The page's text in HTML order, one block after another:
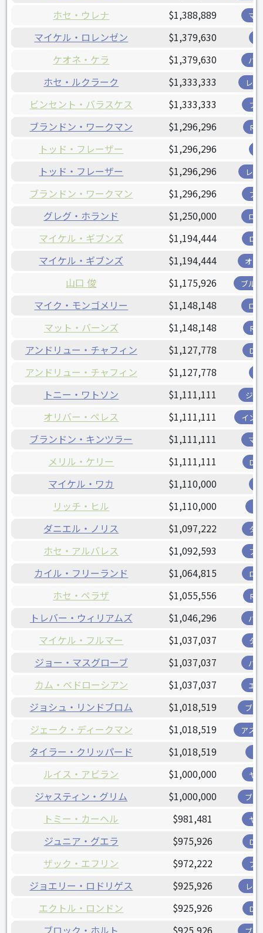
ホセ・ウレナ $1,388,889 マ
マイケル・ロレンゼン $1,379,630
ケオネ・ケラ $1,379,630 パ
ホセ・ルクラーク $1,333,333 レ
ビンセント・バラスケス $1,333,333 フ
ブランドン・ワークマン $1,296,296 R
トッド・フレーザー $1,296,296
トッド・フレーザー $1,296,296 レ
ブランドン・ワークマン $1,296,296 フ
グレグ・ホランド $1,250,000 ロ
マイケル・ギブンズ $1,194,444 ロ
マイケル・ギブンズ $1,194,444 オリ
山口 俊 $1,175,926 ブル
マイク・モンゴメリー $1,148,148 ロ
マット・バーンズ $1,148,148 R
アンドリュー・チャフィン $1,127,778 D
アンドリュー・チャフィン $1,127,778
トニー・ワトソン $1,111,111 ジャ
オリバー・ペレス $1,111,111 イン
ブランドン・キンツラー $1,111,111 マ
メリル・ケリー $1,111,111 D
マイケル・ワカ $1,110,000
リッチ・ヒル $1,110,000
ダニエル・ノリス $1,097,222 タ
ホセ・アルバレス $1,092,593 フ
カイル・フリーランド $1,064,815 ロ
ホセ・ペラザ $1,055,556 R
トレバー・ウィリアムズ $1,046,296 パ
マイケル・フルマー $1,037,037 タ
ジョー・マスグローブ $1,037,037 パ
カム・ベドローシアン $1,037,037 エ
ジョシュ・リンドブロム $1,018,519 ブリ
ジェーク・ディークマン $1,018,519 アス
タイラー・クリッパード $1,018,519
ルイス・アビラン $1,000,000 ヤ
ジャスティン・グリム $1,000,000 ブリ
トミー・カーヘル $981,481 ヤ
ジュニア・グエラ $975,926 D
ザック・エフリン $972,222 フ
ジョエリー・ロドリゲス $925,926 レ
エクトル・ロンドン $925,926 D
ブロック・ホルト $925,926